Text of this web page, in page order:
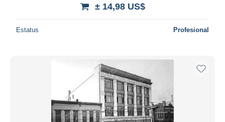
± 14,98 US$
Estatus Profesional